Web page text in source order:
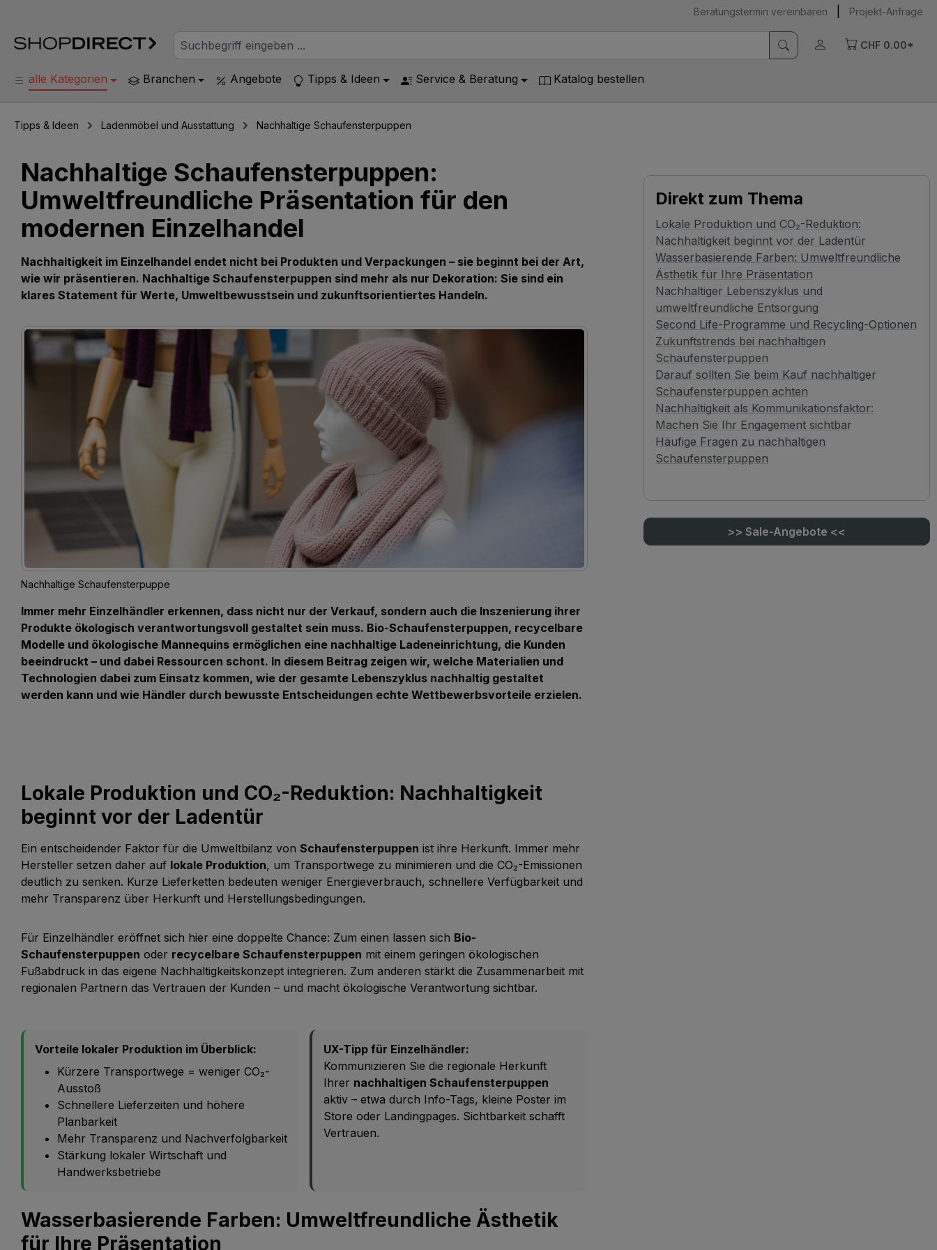
Beratungstermin vereinbaren Projekt-Anfrage
CHF 0.00*
alle Kategorien Branchen Angebote Tipps & Ideen Service & Beratung Katalog bestellen
Tipps & Ideen Ladenmöbel und Ausstattung Nachhaltige Schaufensterpuppen
Nachhaltige Schaufensterpuppen:
Umweltfreundliche Präsentation für den
modernen Einzelhandel
Nachhaltigkeit im Einzelhandel endet nicht bei Produkten und Verpackungen – sie beginnt bei der Art,
wie wir präsentieren. Nachhaltige Schaufensterpuppen sind mehr als nur Dekoration: Sie sind ein
klares Statement für Werte, Umweltbewusstsein und zukunftsorientiertes Handeln.
Nachhaltige Schaufensterpuppe
Immer mehr Einzelhändler erkennen, dass nicht nur der Verkauf, sondern auch die Inszenierung ihrer
Produkte ökologisch verantwortungsvoll gestaltet sein muss. Bio-Schaufensterpuppen, recycelbare
Modelle und ökologische Mannequins ermöglichen eine nachhaltige Ladeneinrichtung, die Kunden
beeindruckt – und dabei Ressourcen schont. In diesem Beitrag zeigen wir, welche Materialien und
Technologien dabei zum Einsatz kommen, wie der gesamte Lebenszyklus nachhaltig gestaltet
werden kann und wie Händler durch bewusste Entscheidungen echte Wettbewerbsvorteile erzielen.
Lokale Produktion und CO₂-Reduktion: Nachhaltigkeit
beginnt vor der Ladentür
Ein entscheidender Faktor für die Umweltbilanz von Schaufensterpuppen ist ihre Herkunft. Immer mehr
Hersteller setzen daher auf lokale Produktion, um Transportwege zu minimieren und die CO₂-Emissionen
deutlich zu senken. Kurze Lieferketten bedeuten weniger Energieverbrauch, schnellere Verfügbarkeit und
mehr Transparenz über Herkunft und Herstellungsbedingungen.
Für Einzelhändler eröffnet sich hier eine doppelte Chance: Zum einen lassen sich Bio-
Schaufensterpuppen oder recycelbare Schaufensterpuppen mit einem geringen ökologischen
Fußabdruck in das eigene Nachhaltigkeitskonzept integrieren. Zum anderen stärkt die Zusammenarbeit mit
regionalen Partnern das Vertrauen der Kunden – und macht ökologische Verantwortung sichtbar.
Vorteile lokaler Produktion im Überblick:
Kürzere Transportwege = weniger CO₂-
Ausstoß
Schnellere Lieferzeiten und höhere
Planbarkeit
Mehr Transparenz und Nachverfolgbarkeit
Stärkung lokaler Wirtschaft und
Handwerksbetriebe
UX-Tipp für Einzelhändler:
Kommunizieren Sie die regionale Herkunft
Ihrer nachhaltigen Schaufensterpuppen
aktiv – etwa durch Info-Tags, kleine Poster im
Store oder Landingpages. Sichtbarkeit schafft
Vertrauen.
Wasserbasierende Farben: Umweltfreundliche Ästhetik
für Ihre Präsentation
Direkt zum Thema
Lokale Produktion und CO₂-Reduktion:
Nachhaltigkeit beginnt vor der Ladentür
Wasserbasierende Farben: Umweltfreundliche
Ästhetik für Ihre Präsentation
Nachhaltiger Lebenszyklus und
umweltfreundliche Entsorgung
Second Life-Programme und Recycling-Optionen
Zukunftstrends bei nachhaltigen
Schaufensterpuppen
Darauf sollten Sie beim Kauf nachhaltiger
Schaufensterpuppen achten
Nachhaltigkeit als Kommunikationsfaktor:
Machen Sie Ihr Engagement sichtbar
Häufige Fragen zu nachhaltigen
Schaufensterpuppen
>> Sale-Angebote <<